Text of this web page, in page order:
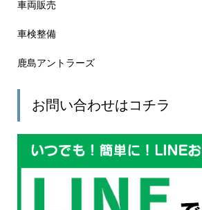
車両販売
車検整備
鹿島アントラーズ
お問い合わせはコチラ